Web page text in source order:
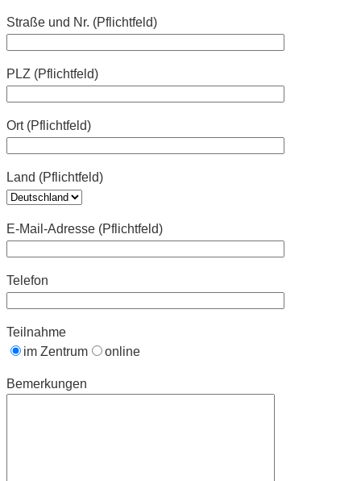
Straße und Nr. (Pflichtfeld)
PLZ (Pflichtfeld)
Ort (Pflichtfeld)
Land (Pflichtfeld)
E-Mail-Adresse (Pflichtfeld)
Telefon
Teilnahme
im Zentrum
online
Bemerkungen